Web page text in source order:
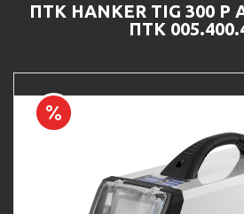
ПТК HANKER TIG 300 P
ПТК